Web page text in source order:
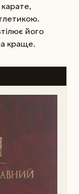
його
краще.